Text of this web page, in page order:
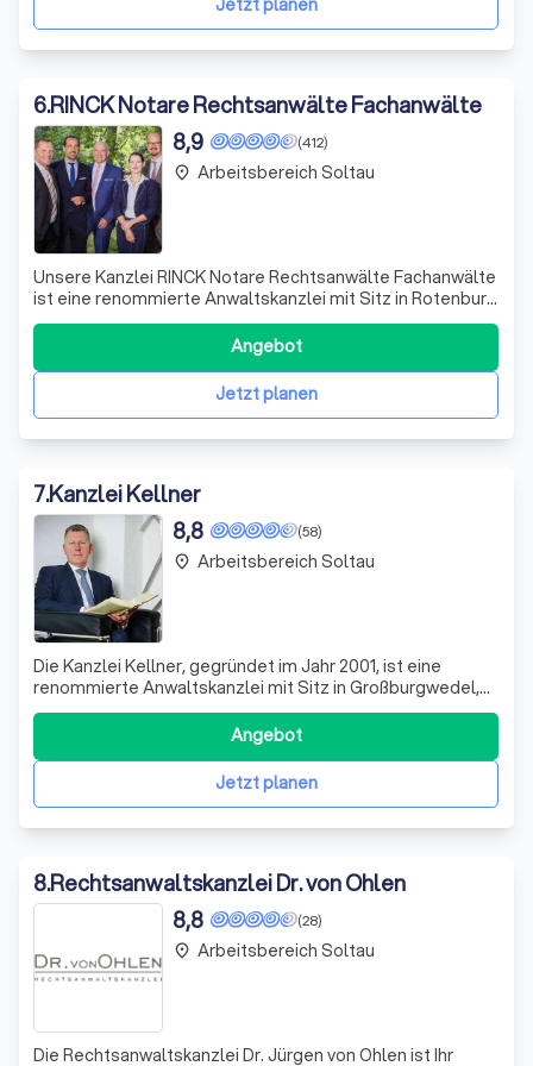
Jetzt planen
6.RINCK Notare Rechtsanwälte Fachanwälte
(412)
8,9
Unsere Kanzlei RINCK Notare Rechtsanwälte Fachanwälte
ist eine renommierte Anwaltskanzlei mit Sitz in Rotenburg
(Wümme). Wir sind spezialisiert auf verschiedene
Rechtsgebiete und bieten unseren Mandanten eine
umfassende und kompetente Rechtsberatung. Unsere
Anwälte sind Experten auf ihrem Gebiet und
Jetzt planen
Angebot
place Arbeitsbereich Soltau
7.Kanzlei Kellner
(58)
8,8
Die Kanzlei Kellner, gegründet im Jahr 2001, ist eine
renommierte Anwaltskanzlei mit Sitz in Großburgwedel,
nahe Hannover. Unser Hauptanwalt und Notar, Andreas
Kellner, hat sich auf die Betreuung kleiner und
mittelständischer Unternehmen spezialisiert und bietet
eine umfassende Betreuung in allen Ma
Jetzt planen
Angebot
place Arbeitsbereich Soltau
8.Rechtsanwaltskanzlei Dr. von Ohlen
(28)
8,8
Die Rechtsanwaltskanzlei Dr. Jürgen von Ohlen ist Ihr
place Arbeitsbereich Soltau